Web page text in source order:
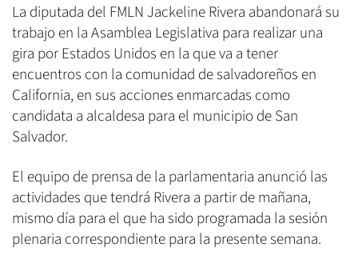
La diputada del FMLN Jackeline Rivera abandonará su
trabajo en la Asamblea Legislativa para realizar una
gira por Estados Unidos en la que va a tener
encuentros con la comunidad de salvadoreños en
California, en sus acciones enmarcadas como
candidata a alcaldesa para el municipio de San
Salvador.
El equipo de prensa de la parlamentaria anunció las
actividades que tendrá Rivera a partir de mañana,
mismo día para el que ha sido programada la sesión
plenaria correspondiente para la presente semana.